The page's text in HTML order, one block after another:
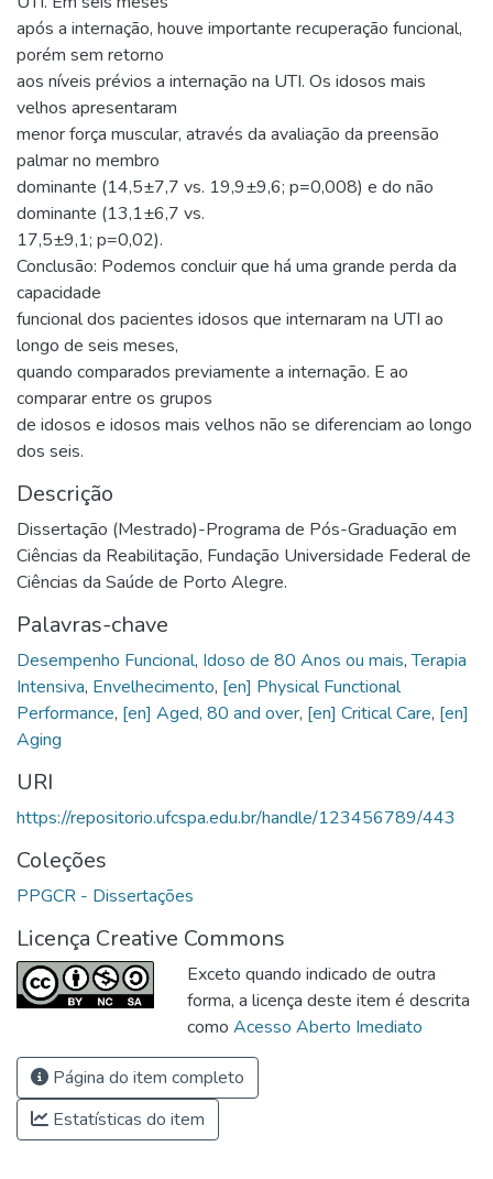
após a internação, houve importante recuperação funcional,
porém sem retorno
aos níveis prévios a internação na UTI. Os idosos mais
velhos apresentaram
menor força muscular, através da avaliação da preensão
palmar no membro
dominante (14,5±7,7 vs. 19,9±9,6; p=0,008) e do não
dominante (13,1±6,7 vs.
17,5±9,1; p=0,02).
Conclusão: Podemos concluir que há uma grande perda da
capacidade
funcional dos pacientes idosos que internaram na UTI ao
longo de seis meses,
quando comparados previamente a internação. E ao
comparar entre os grupos
de idosos e idosos mais velhos não se diferenciam ao longo
dos seis.
Descrição
Dissertação (Mestrado)-Programa de Pós-Graduação em
Ciências da Reabilitação, Fundação Universidade Federal de
Ciências da Saúde de Porto Alegre.
Palavras-chave
Desempenho Funcional, Idoso de 80 Anos ou mais,Terapia
Intensiva, Envelhecimento, [en] Physical Functional
Performance, [en] Aged, 80 and over, [en] Critical Care, [en]
Aging
URI
https://repositorio.ufcspa.edu.br/handle/123456789/443
Coleções
PPGCR - Dissertações
Licença Creative Commons
Exceto quando indicado de outra
forma, a licença deste item é descrita
como Acesso Aberto Imediato
Página do item completo
Estatísticas do item